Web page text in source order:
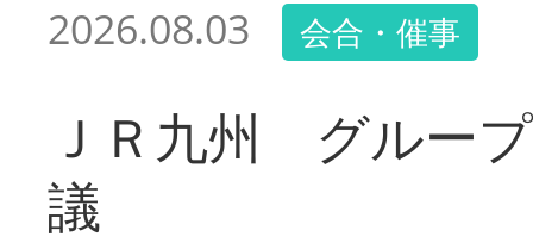
2026.08.03 会合・催事
ＪＲ九州 グルー
議